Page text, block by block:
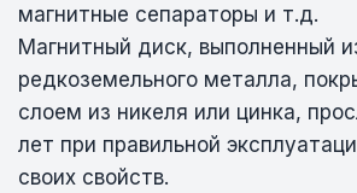
магнитные сепараторы и т.д.
Магнитный диск, выполненный
редкоземельного металла,
слоем из никеля или цинка,
лет при правильной
своих свойств.